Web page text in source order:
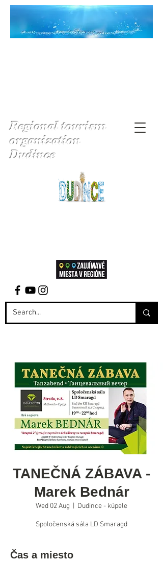
Regional tourism
organization
Dudince
TANEČNÁ ZÁBAVA -
Marek Bednár
Wed 02 Aug Dudince - kúpele
Spoločenská sála LD Smaragd
Čas a miesto